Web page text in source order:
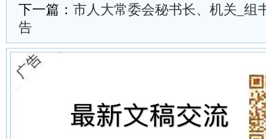
下一篇： 市人大常委会秘书长、机关_组
告